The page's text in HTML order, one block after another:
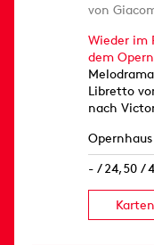
von
Wieder im
dem
Libretto
nach
Opernhaus
- / 24,50 /
Karten